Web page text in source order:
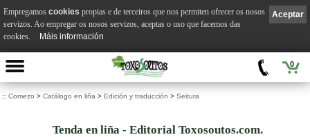
0
:: Comezo > Catálogo en liña > Edición y traducción > Seitura
Tenda en liña - Editorial Toxosoutos.com.
Aceptar
Empregamos cookies propias e de terceiros que nos permiten ofrecer os nosos
servizos. Ao empregar os nosos servizos, aceptas o uso que facemos das
cookies.
Máis información